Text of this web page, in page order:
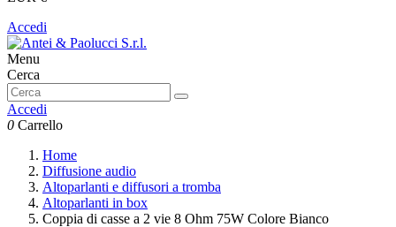
Accedi
Menu
Cerca
Accedi
0 Carrello
Home
Diffusione audio
Altoparlanti e diffusori a tromba
Altoparlanti in box
Coppia di casse a 2 vie 8 Ohm 75W Colore Bianco